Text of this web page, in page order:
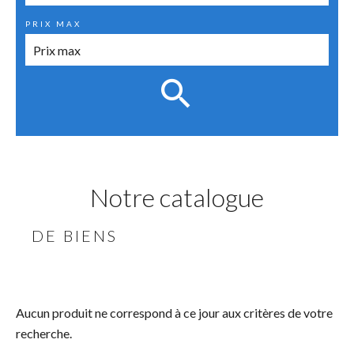
Notre catalogue
DE BIENS
Aucun produit ne correspond à ce jour aux critères de votre
recherche.
PRIX MAX